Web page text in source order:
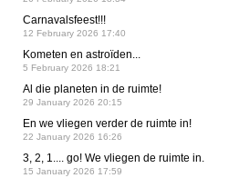
Carnavalsfeest!!!
12 February 2026 17:40
Kometen en astroïden...
5 February 2026 18:21
Al die planeten in de ruimte!
29 January 2026 20:15
En we vliegen verder de ruimte in!
22 January 2026 16:26
3, 2, 1.... go! We vliegen de ruimte in.
15 January 2026 17:59